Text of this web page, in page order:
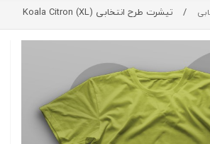
/ تیشرت طرح انتخابی Koala Citron (XL)